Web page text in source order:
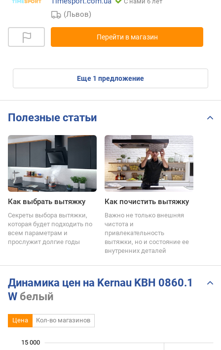
(Львов)
Перейти в магазин
eще 1 предложение
Полезные статьи
Как выбрать вытяжку
Секреты выбора вытяжки,
которая будет подходить по
всем параметрам и
прослужит долгие годы
Как почистить вытяжку
Важно не только внешняя
чистота и
привлекательность
вытяжки, но и состояние ее
внутренних деталей
Динамика цен на Kernau KBH 0860.1
W белый
Цена Кол-во магазинов
15 000